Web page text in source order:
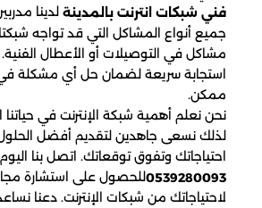
فني شبكات انترنت بالمدينة لدينا
جميع أنواع المشاكل التي قد تواجه
مشاكل في التوصيلات أو الأعطال
استجابة سريعة لضمان حل أي مشكلة
ممكن.
نحن نعلم أهمية شبكة الإنترنت في حياتنا
لذلك نسعى جاهدين لتقديم أفضل الحلول
احتياجاتك وتفوق توقعاتك. اتصل بنا اليوم
0539280093للحصول على استشارة
لاحتياجاتك من شبكات الإنترنت. دعنا